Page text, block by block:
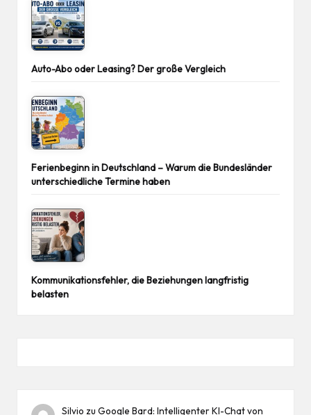
Auto-Abo oder Leasing? Der große Vergleich
Ferienbeginn in Deutschland – Warum die Bundesländer
unterschiedliche Termine haben
Kommunikationsfehler, die Beziehungen langfristig
belasten
Silvio zuGoogle Bard: Intelligenter KI-Chat von